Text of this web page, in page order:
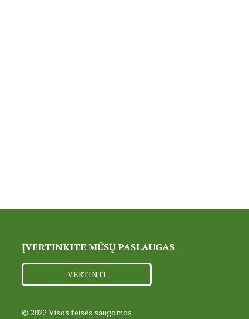
ĮVERTINKITE MŪSŲ PASLAUGAS
VERTINTI
© 2022 Visos teisės saugomos